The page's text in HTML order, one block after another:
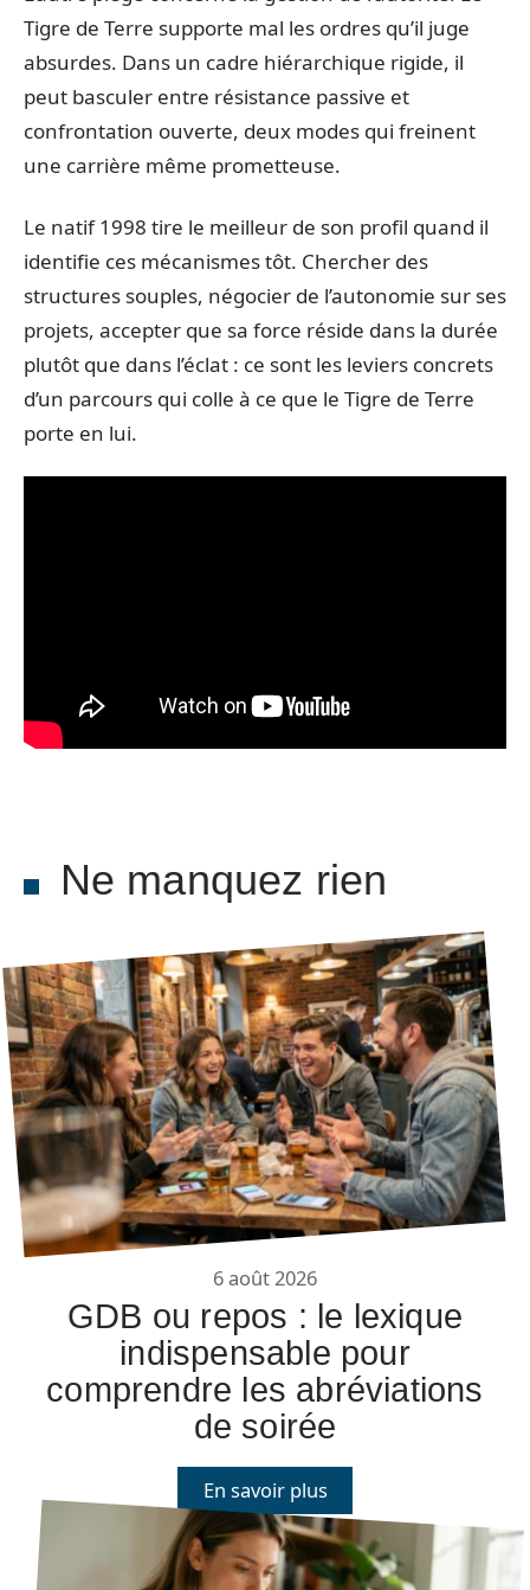
Tigre de Terre supporte mal les ordres qu’il juge
absurdes. Dans un cadre hiérarchique rigide, il
peut basculer entre résistance passive et
confrontation ouverte, deux modes qui freinent
une carrière même prometteuse.
Le natif 1998 tire le meilleur de son profil quand il
identifie ces mécanismes tôt. Chercher des
structures souples, négocier de l’autonomie sur ses
projets, accepter que sa force réside dans la durée
plutôt que dans l’éclat : ce sont les leviers concrets
d’un parcours qui colle à ce que le Tigre de Terre
porte en lui.
Ne manquez rien
6 août 2026
GDB ou repos : le lexique
indispensable pour
comprendre les abréviations
de soirée
En savoir plus